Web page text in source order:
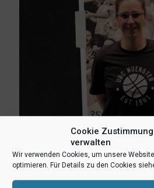
Cookie Zustimmung
verwalten
Wir verwenden Cookies, um unsere
optimieren. Für Details zu den Cookies
Neue Cheftrainerin Ruzica Dzankic
Kaderplanung